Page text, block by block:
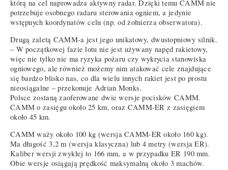
którą na cel naprowadza aktywny radar. Dzięki temu CAMM nie
potrzebuje osobnego radaru sterowania ogniem, a jedynie
wstępnych koordynatów celu (np. od żołnierza obserwatora).
Drugą zaletą CAMM-a jest jego unikatowy, dwustopniowy silnik.
– W początkowej fazie lotu nie jest używany napęd rakietowy,
więc nie tylko nie ma ryzyka pożaru czy wykrycia stanowiska
ogniowego, ale również możemy nim atakować cele znajdujące
się bardzo blisko nas, co dla wielu innych rakiet jest po prostu
nieosiągalne – przekonuje Adrian Monks.
Polsce zostaną zaoferowane dwie wersje pocisków CAMM.
CAMM o zasięgu około 25 km, oraz CAMM-ER z zasięgiem
około 45 km.
CAMM waży około 100 kg (wersja CAMM-ER około 160 kg).
Ma długość 3,2 m (wersja klasyczna) lub 4 metry (wersja ER).
Kaliber wersji zwykłej to 166 mm, a w przypadku ER 190 mm.
Obie wersje osiągają prędkość maksymalną około 3 machów.